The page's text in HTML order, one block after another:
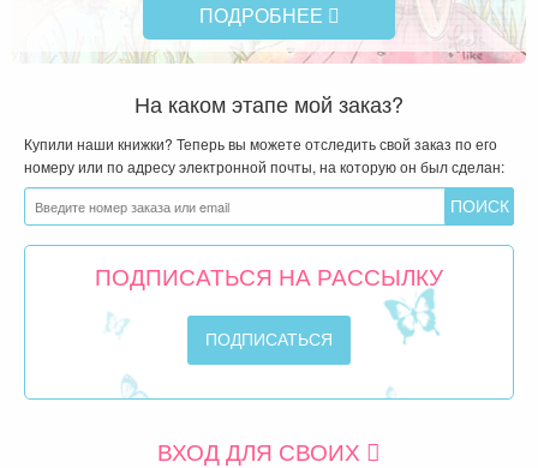
ПОДРОБНЕЕ
На каком этапе мой заказ?
Купили наши книжки? Теперь вы можете отследить свой заказ по его
номеру или по адресу электронной почты, на которую он был сделан:
ПОДПИСАТЬСЯ НА РАССЫЛКУ
ВХОД ДЛЯ СВОИХ